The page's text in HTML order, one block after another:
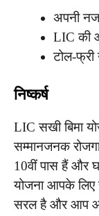
अपनी
LIC की
टोल-
निष्कर्ष
LIC सखी बिमा
सम्मानजनक
10वीं पास हैं और
योजना आपके
सरल है और आप